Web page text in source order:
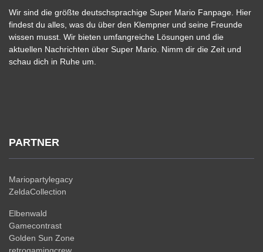
Wir sind die größte deutschsprachige Super Mario Fanpage. Hier
findest du alles, was du über den Klempner und seine Freunde
wissen musst. Wir bieten umfangreiche Lösungen und die
aktuellen Nachrichten über Super Mario. Nimm dir die Zeit und
schau dich in Ruhe um.
PARTNER
Mariopartylegacy
ZeldaCollection
Elbenwald
Gamecontrast
Golden Sun Zone